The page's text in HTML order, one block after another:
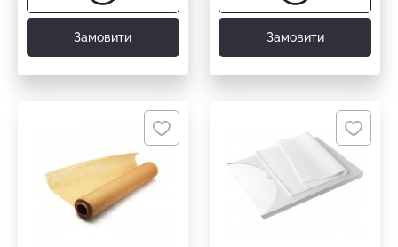
Замовити Замовити